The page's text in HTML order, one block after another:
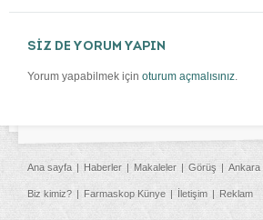
SİZ DE YORUM YAPIN
Yorum yapabilmek için oturum açmalısınız.
Ana sayfa Haberler Makaleler Görüş Ankara
Biz kimiz? Farmaskop Künye İletişim Reklam